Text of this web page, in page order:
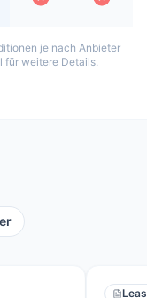
je nach Anbieter
für weitere Details.